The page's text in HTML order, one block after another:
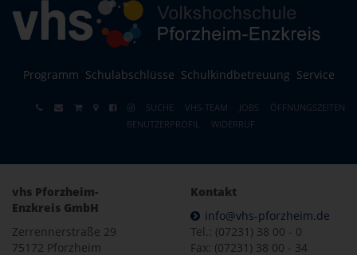
Programm Schulabschlüsse Schulkindbetreuung Service
SUCHE VHS-TEAM JOBS
ÖFFNUNGSZEITEN
BENUTZERPROFIL
WIDERRUF
vhs Pforzheim-
Enzkreis GmbH
Zerrennerstraße 29
75172 Pforzheim
Kontakt
info@vhs-pforzheim.de
Tel.: (07231) 38 00 - 0
Fax: (07231) 38 00 - 34